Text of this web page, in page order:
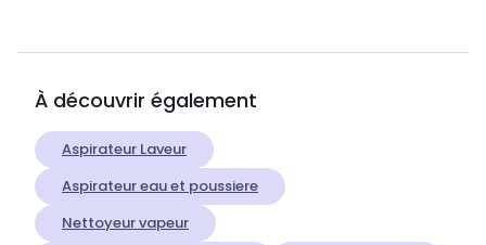
À découvrir également
Aspirateur Laveur
Aspirateur eau et poussiere
Nettoyeur vapeur